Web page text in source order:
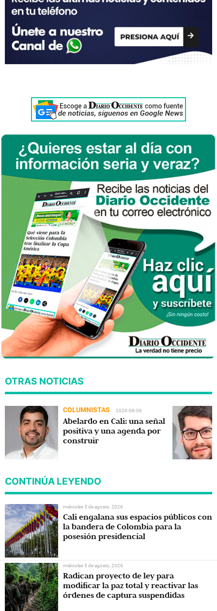
OTRAS NOTICIAS
COLUMNISTAS 2026-08-06
Abelardo en Cali: una señal
positiva y una agenda por
construir
CONTINÚA LEYENDO
miércoles 5 de agosto, 2026
Cali engalana sus espacios públicos con
la bandera de Colombia para la
posesión presidencial
miércoles 5 de agosto, 2026
Radican proyecto de ley para
modificar la paz total y reactivar las
órdenes de captura suspendidas